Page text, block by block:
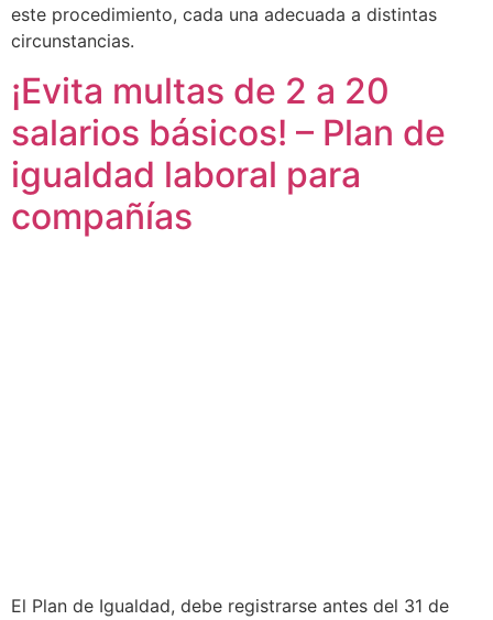
este procedimiento, cada una adecuada a distintas
circunstancias.
¡Evita multas de 2 a 20
salarios básicos! – Plan de
igualdad laboral para
compañías
El Plan de Igualdad, debe registrarse antes del 31 de